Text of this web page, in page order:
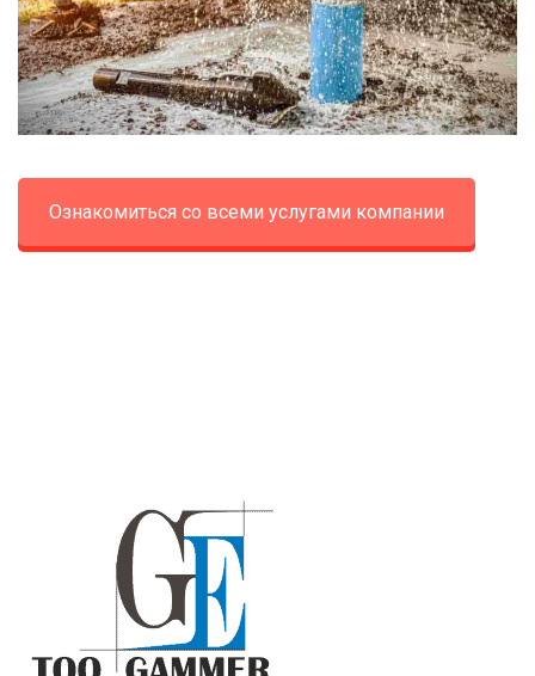
Ознакомиться со всеми услугами компании